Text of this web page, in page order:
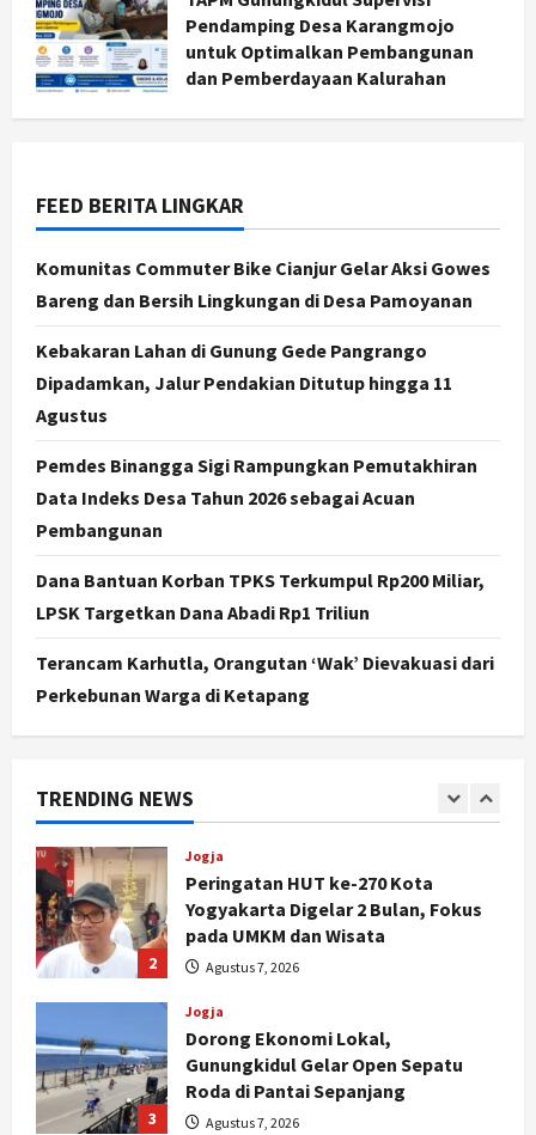
Pendamping Desa Karangmojo
untuk Optimalkan Pembangunan
dan Pemberdayaan Kalurahan
FEED BERITA LINGKAR
Komunitas Commuter Bike Cianjur Gelar Aksi Gowes
Bareng dan Bersih Lingkungan di Desa Pamoyanan
Kebakaran Lahan di Gunung Gede Pangrango
Dipadamkan, Jalur Pendakian Ditutup hingga 11
Agustus
Pemdes Binangga Sigi Rampungkan Pemutakhiran
Data Indeks Desa Tahun 2026 sebagai Acuan
Pembangunan
Dana Bantuan Korban TPKS Terkumpul Rp200 Miliar,
LPSK Targetkan Dana Abadi Rp1 Triliun
Terancam Karhutla, Orangutan ‘Wak’ Dievakuasi dari
Perkebunan Warga di Ketapang
TRENDING NEWS
Jogja
Yogyakarta Digelar 2 Bulan, Fokus
3
Jogja
Gunungkidul Gelar Open Sepatu
Roda di Pantai Sepanjang
4
Politik
Sorotan, Hasil Kajian Tim Provinsi
Segera Keluar
Agustus 7, 2026
5
BRIN Kembangkan Sepatu Murah
Mulai Rp75 Ribu untuk Sekolah
Rakyat
1
Politik
2
Jogja
Peringatan HUT ke-270 Kota
Yogyakarta Digelar 2 Bulan, Fokus
pada UMKM dan Wisata
Agustus 7, 2026
3
Jogja
Dorong Ekonomi Lokal,
Gunungkidul Gelar Open Sepatu
Roda di Pantai Sepanjang
Agustus 7, 2026